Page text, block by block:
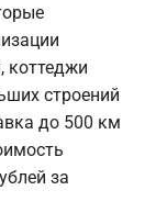
коттеджи
строений
до 500 км
за